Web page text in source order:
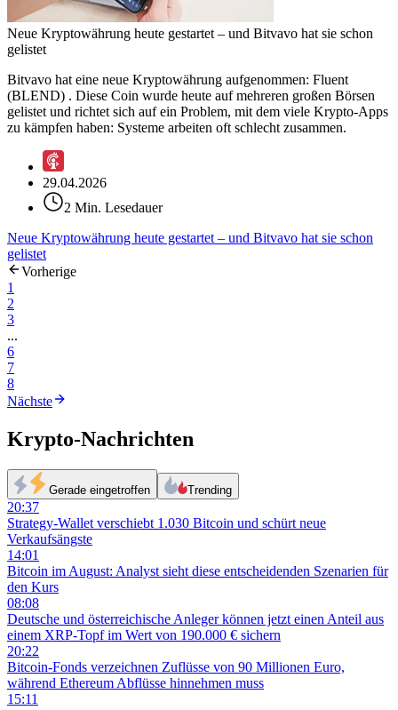
Neue Kryptowährung heute gestartet – und Bitvavo hat sie schon
gelistet
Bitvavo hat eine neue Kryptowährung aufgenommen: Fluent
(BLEND) . Diese Coin wurde heute auf mehreren großen Börsen
gelistet und richtet sich auf ein Problem, mit dem viele Krypto-Apps
zu kämpfen haben: Systeme arbeiten oft schlecht zusammen.
29.04.2026
2 Min. Lesedauer
Neue Kryptowährung heute gestartet – und Bitvavo hat sie schon
gelistet
Vorherige
1
2
3
...
6
7
8
Nächste
Krypto-Nachrichten
Gerade eingetroffen Trending
20:37
Strategy-Wallet verschiebt 1.030 Bitcoin und schürt neue
Verkaufsängste
14:01
Bitcoin im August: Analyst sieht diese entscheidenden Szenarien für
den Kurs
08:08
Deutsche und österreichische Anleger können jetzt einen Anteil aus
einem XRP-Topf im Wert von 190.000 € sichern
20:22
Bitcoin-Fonds verzeichnen Zuflüsse von 90 Millionen Euro,
während Ethereum Abflüsse hinnehmen muss
15:11